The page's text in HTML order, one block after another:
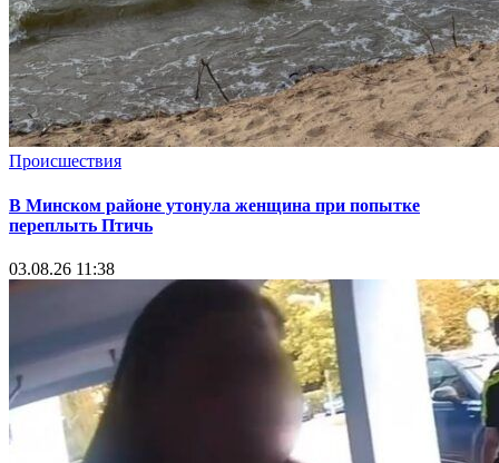
Происшествия
В Минском районе утонула женщина при попытке
переплыть Птичь
03.08.26 11:38